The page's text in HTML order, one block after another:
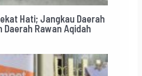
Hati; Jangkau Daerah
Daerah Rawan Aqidah